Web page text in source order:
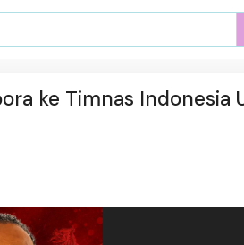
ke Timnas Indonesia